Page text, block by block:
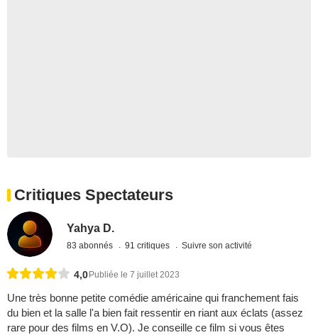
Critiques Spectateurs
Yahya D.
83 abonnés 91 critiques Suivre son activité
4,0 Publiée le 7 juillet 2023
Une très bonne petite comédie américaine qui franchement fais
du bien et la salle l'a bien fait ressentir en riant aux éclats (assez
rare pour des films en V.O). Je conseille ce film si vous êtes